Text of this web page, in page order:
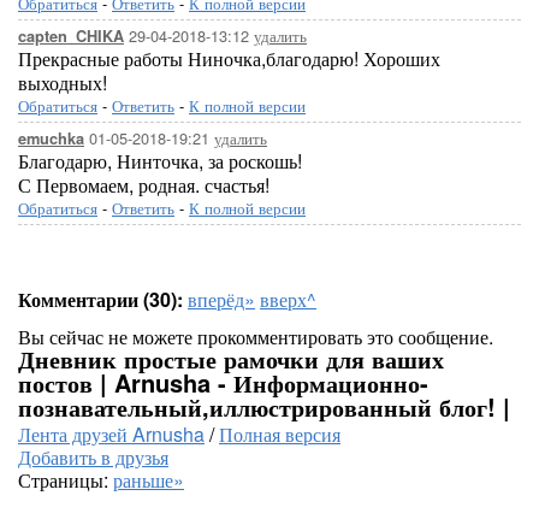
capten_CHIKA 29-04-2018-13:12 удалить
Прекрасные работы Ниночка,благодарю! Хороших
выходных!
Обратиться - Ответить - К полной версии
emuchka 01-05-2018-19:21 удалить
Благодарю, Нинточка, за роскошь!
С Первомаем, родная. счастья!
Обратиться - Ответить - К полной версии
Комментарии (30): вперёд» вверх^
Вы сейчас не можете прокомментировать это сообщение.
Дневник простые рамочки для ваших
постов | Arnusha - Информационно-
познавательный,иллюстрированный блог! |
Лента друзей Arnusha/Полная версия
Добавить в друзья
Страницы: раньше»